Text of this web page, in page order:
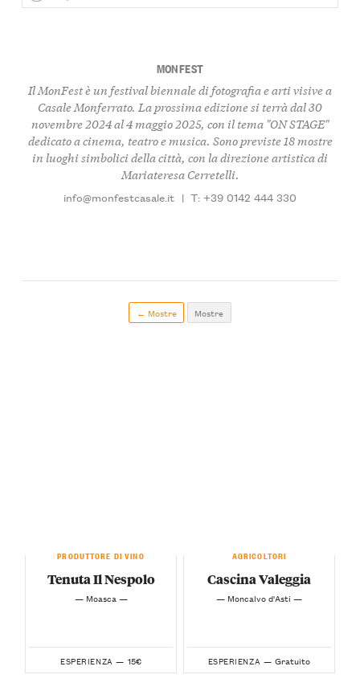
MONFEST
Il MonFest è un festival biennale di fotografia e arti visive a
Casale Monferrato. La prossima edizione si terrà dal 30
novembre 2024 al 4 maggio 2025, con il tema "ON STAGE"
dedicato a cinema, teatro e musica. Sono previste 18 mostre
in luoghi simbolici della città, con la direzione artistica di
Mariateresa Cerretelli.
info@monfestcasale.it | T: +39 0142 444 330
← Mostre Mostre
PRODUTTORE DI VINO
Tenuta Il Nespolo
— Moasca —
ESPERIENZA — 15€
AGRICOLTORI
Cascina Valeggia
— Moncalvo d'Asti —
ESPERIENZA — Gratuito